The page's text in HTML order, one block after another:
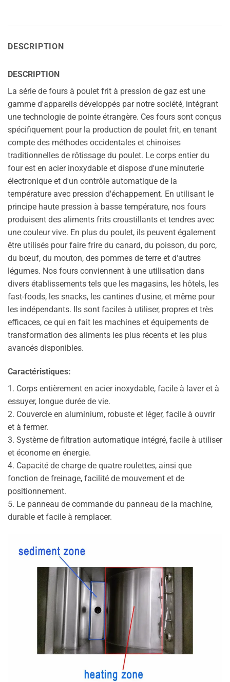
DESCRIPTION
DESCRIPTION
La série de fours à poulet frit à pression de gaz est une
gamme d'appareils développés par notre société, intégrant
une technologie de pointe étrangère. Ces fours sont conçus
spécifiquement pour la production de poulet frit, en tenant
compte des méthodes occidentales et chinoises
traditionnelles de rôtissage du poulet. Le corps entier du
four est en acier inoxydable et dispose d'une minuterie
électronique et d'un contrôle automatique de la
température avec pression d'échappement. En utilisant le
principe haute pression à basse température, nos fours
produisent des aliments frits croustillants et tendres avec
une couleur vive. En plus du poulet, ils peuvent également
être utilisés pour faire frire du canard, du poisson, du porc,
du bœuf, du mouton, des pommes de terre et d'autres
légumes. Nos fours conviennent à une utilisation dans
divers établissements tels que les magasins, les hôtels, les
fast-foods, les snacks, les cantines d'usine, et même pour
les indépendants. Ils sont faciles à utiliser, propres et très
efficaces, ce qui en fait les machines et équipements de
transformation des aliments les plus récents et les plus
avancés disponibles.
Caractéristiques:
1. Corps entièrement en acier inoxydable, facile à laver et à
essuyer, longue durée de vie.
2. Couvercle en aluminium, robuste et léger, facile à ouvrir
et à fermer.
3. Système de filtration automatique intégré, facile à utiliser
et économe en énergie.
4. Capacité de charge de quatre roulettes, ainsi que
fonction de freinage, facilité de mouvement et de
positionnement.
5. Le panneau de commande du panneau de la machine,
durable et facile à remplacer.